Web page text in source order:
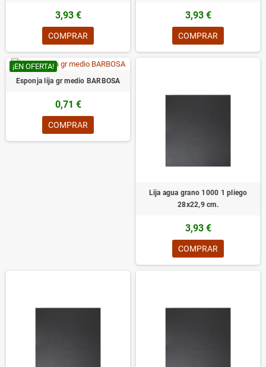
3,93 €
COMPRAR
3,93 €
COMPRAR
¡EN OFERTA!
Esponja lija gr medio BARBOSA
0,71 €
COMPRAR
Lija agua grano 1000 1 pliego
28x22,9 cm.
3,93 €
COMPRAR